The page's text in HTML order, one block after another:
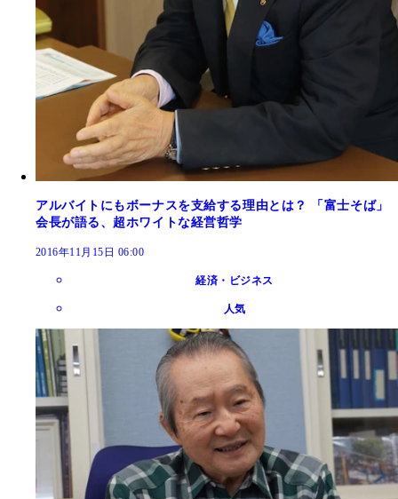
アルバイトにもボーナスを支給する理由とは？ 「富士そば」
会長が語る、超ホワイトな経営哲学
2016年11月15日 06:00
経済・ビジネス
人気